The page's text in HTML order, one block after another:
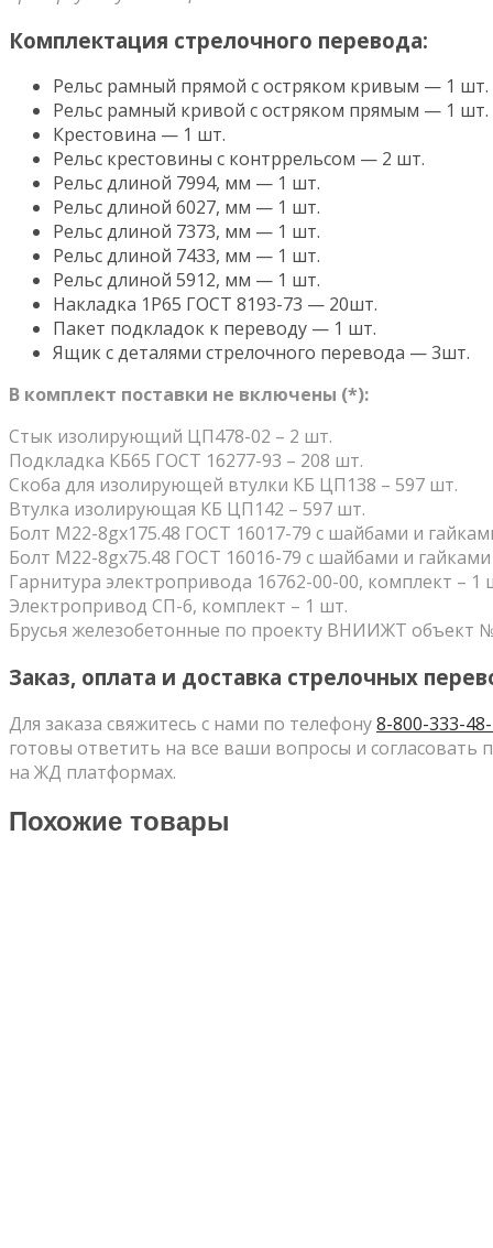
Комплектация стрелочного перевода:
Рельс рамный прямой с остряком кривым — 1 шт.
Рельс рамный кривой с остряком прямым — 1 шт.
Крестовина — 1 шт.
Рельс крестовины с контррельсом — 2 шт.
Рельс длиной 7994, мм — 1 шт.
Рельс длиной 6027, мм — 1 шт.
Рельс длиной 7373, мм — 1 шт.
Рельс длиной 7433, мм — 1 шт.
Рельс длиной 5912, мм — 1 шт.
Накладка 1Р65 ГОСТ 8193-73 — 20шт.
Пакет подкладок к переводу — 1 шт.
Ящик с деталями стрелочного перевода — 3шт.
В комплект поставки не включены (*):
Стык изолирующий ЦП478-02 – 2 шт.
Подкладка КБ65 ГОСТ 16277-93 – 208 шт.
Скоба для изолирующей втулки КБ ЦП138 – 597 шт.
Втулка изолирующая КБ ЦП142 – 597 шт.
Болт М22-8gх175.48 ГОСТ 16017-79 с шайбами и
Болт М22-8gх75.48 ГОСТ 16016-79 с шайбами и
Гарнитура электропривода 16762-00-00, комплект – 1
Электропривод СП-6, комплект – 1 шт.
Брусья железобетонные по проекту ВНИИЖТ объект
Заказ, оплата и доставка стрелочных
Для заказа свяжитесь с нами по телефону8-800-333-
готовы ответить на все ваши вопросы и
на ЖД платформах.
Похожие товары